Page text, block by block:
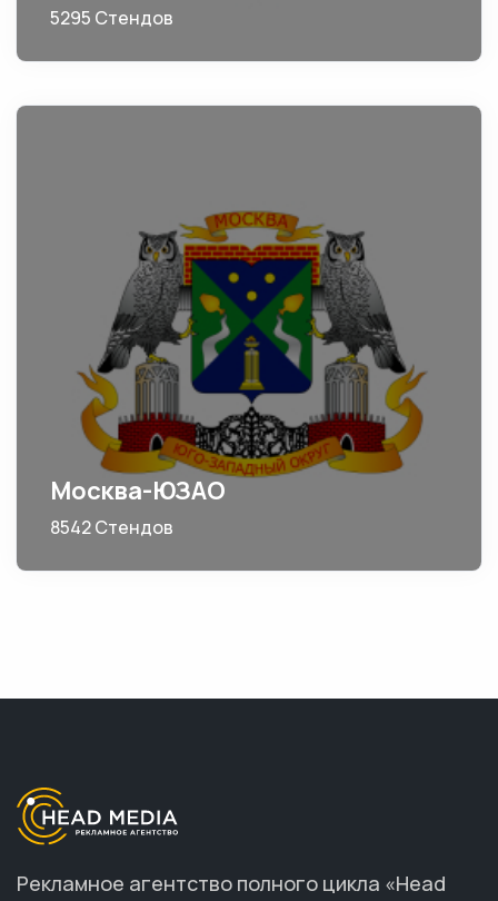
5295 Стендов
Москва-ЮЗАО
8542 Стендов
Рекламное агентство полного цикла «Head